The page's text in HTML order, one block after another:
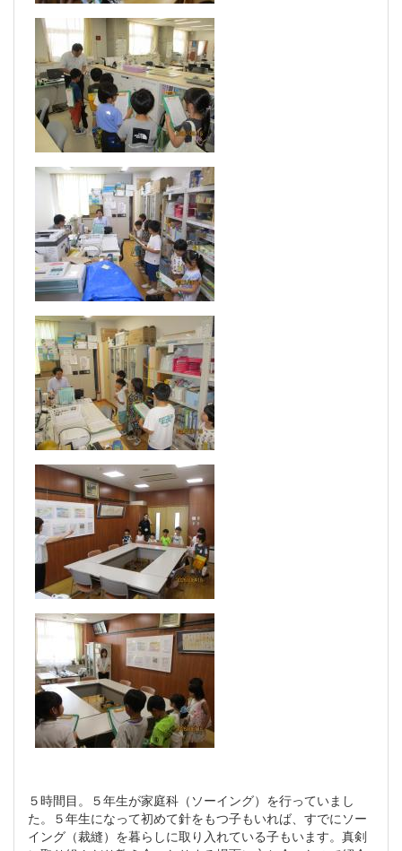
５時間目。５年生が家庭科（ソーイング）を行っていまし
た。５年生になって初めて針をもつ子もいれば、すでにソー
イング（裁縫）を暮らしに取り入れている子もいます。真剣